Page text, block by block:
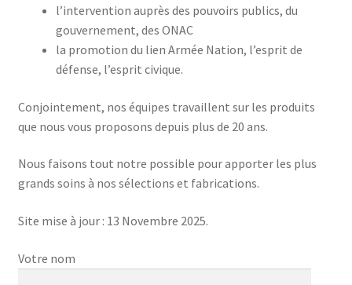
l’intervention auprès des pouvoirs publics, du
gouvernement, des ONAC
la promotion du lien Armée Nation, l’esprit de
défense, l’esprit civique.
Conjointement, nos équipes travaillent sur les produits
que nous vous proposons depuis plus de 20 ans.
Nous faisons tout notre possible pour apporter les plus
grands soins à nos sélections et fabrications.
Site mise à jour : 13 Novembre 2025.
Votre nom